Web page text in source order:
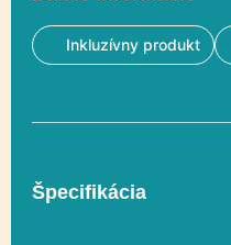
Inkluzívny produkt
Špecifikácia